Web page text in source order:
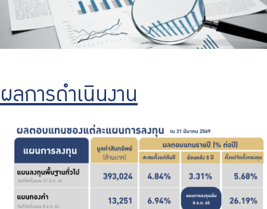
บริการสมาชิก
ลงทุน
รายงานผลการดำเนินงาน
จัดซื้อจัดจ้าง
บริการเจ้าหน้าที่ส่วนราชการ
ร่วมงานกับเรา
ผลการดำเนินงาน